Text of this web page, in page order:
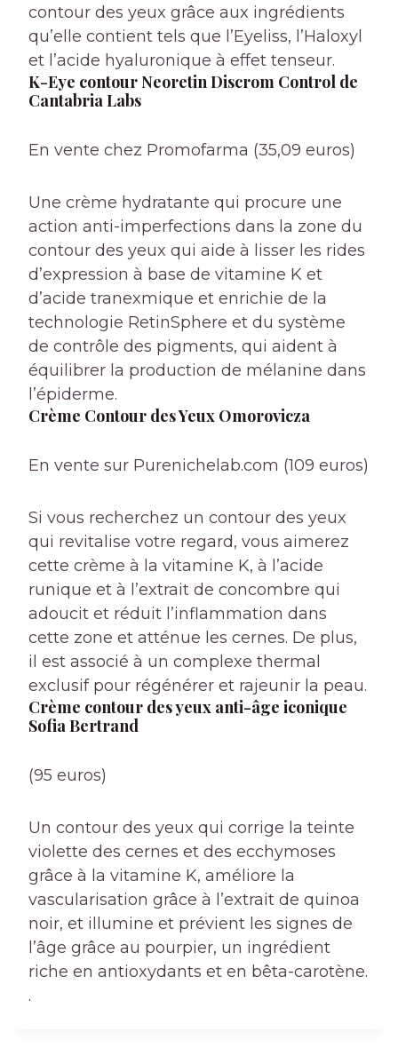
contour des yeux grâce aux ingrédients
qu’elle contient tels que l’Eyeliss, l’Haloxyl
et l’acide hyaluronique à effet tenseur.
K-Eye contour Neoretin Discrom Control de
Cantabria Labs
En vente chez Promofarma (35,09 euros)
Une crème hydratante qui procure une
action anti-imperfections dans la zone du
contour des yeux qui aide à lisser les rides
d’expression à base de vitamine K et
d’acide tranexmique et enrichie de la
technologie RetinSphere et du système
de contrôle des pigments, qui aident à
équilibrer la production de mélanine dans
l’épiderme.
Crème Contour des Yeux Omorovicza
En vente sur Purenichelab.com (109 euros)
Si vous recherchez un contour des yeux
qui revitalise votre regard, vous aimerez
cette crème à la vitamine K, à l’acide
runique et à l’extrait de concombre qui
adoucit et réduit l’inflammation dans
cette zone et atténue les cernes. De plus,
il est associé à un complexe thermal
exclusif pour régénérer et rajeunir la peau.
Crème contour des yeux anti-âge iconique
Sofia Bertrand
(95 euros)
Un contour des yeux qui corrige la teinte
violette des cernes et des ecchymoses
grâce à la vitamine K, améliore la
vascularisation grâce à l’extrait de quinoa
noir, et illumine et prévient les signes de
l’âge grâce au pourpier, un ingrédient
riche en antioxydants et en bêta-carotène.
.